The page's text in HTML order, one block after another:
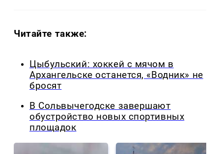
Читайте также:
Цыбульский: хоккей с мячом в
Архангельске останется, «Водник» не
бросят
В Сольвычегодске завершают
обустройство новых спортивных
площадок